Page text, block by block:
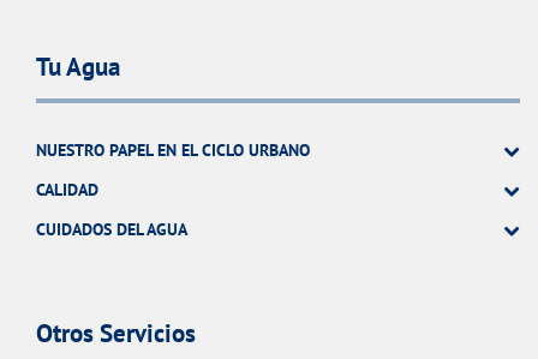
Tu Agua
NUESTRO PAPEL EN EL CICLO URBANO
CALIDAD
CUIDADOS DEL AGUA
Otros Servicios